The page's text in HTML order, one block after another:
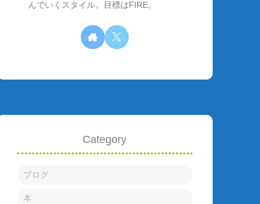
んでいくスタイル。目標はFIRE。
Category
ブログ
本